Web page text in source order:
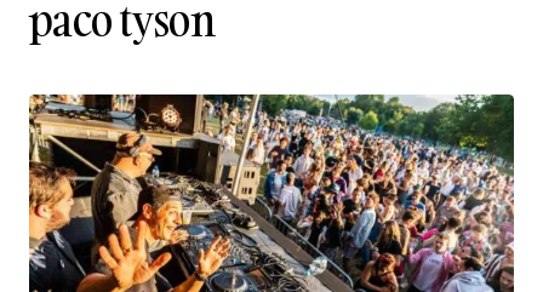
paco tyson